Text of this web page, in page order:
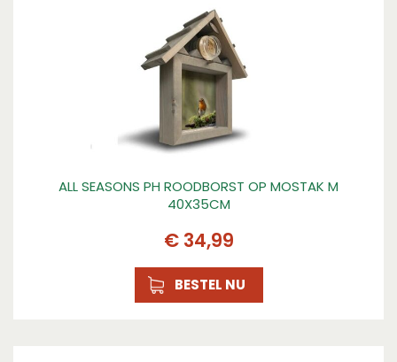
ALL SEASONS PH ROODBORST OP MOSTAK M
40X35CM
€ 34,99
BESTEL NU